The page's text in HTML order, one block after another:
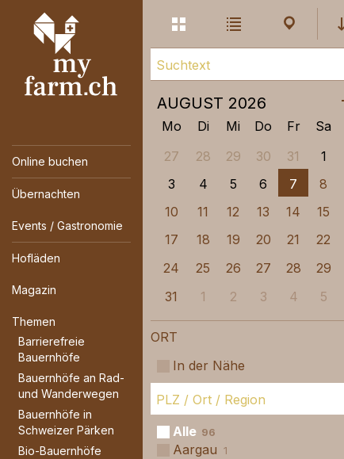
Online buchen
Übernachten
Events / Gastronomie
Hofläden
Magazin
Themen
Barrierefreie
Bauernhöfe
Bauernhöfe an Rad-
und Wanderwegen
Bauernhöfe in
Schweizer Pärken
Bio-Bauernhöfe
Erweitere
Ansicht
Listen-
Ansicht
Karten-
Kategorie
Ort
Live
Suche
AUGUST 2026
Mo Di Mi Do Fr Sa
27
28 29 30 31 1
3
4 5 6 7 8
10
11 12 13 14 15
17
18 19 20 21 22
24
25 26 27 28 29
31
1 2 3 4 5
ORT
In der Nähe
Ort
Suche
Alle
Aargau